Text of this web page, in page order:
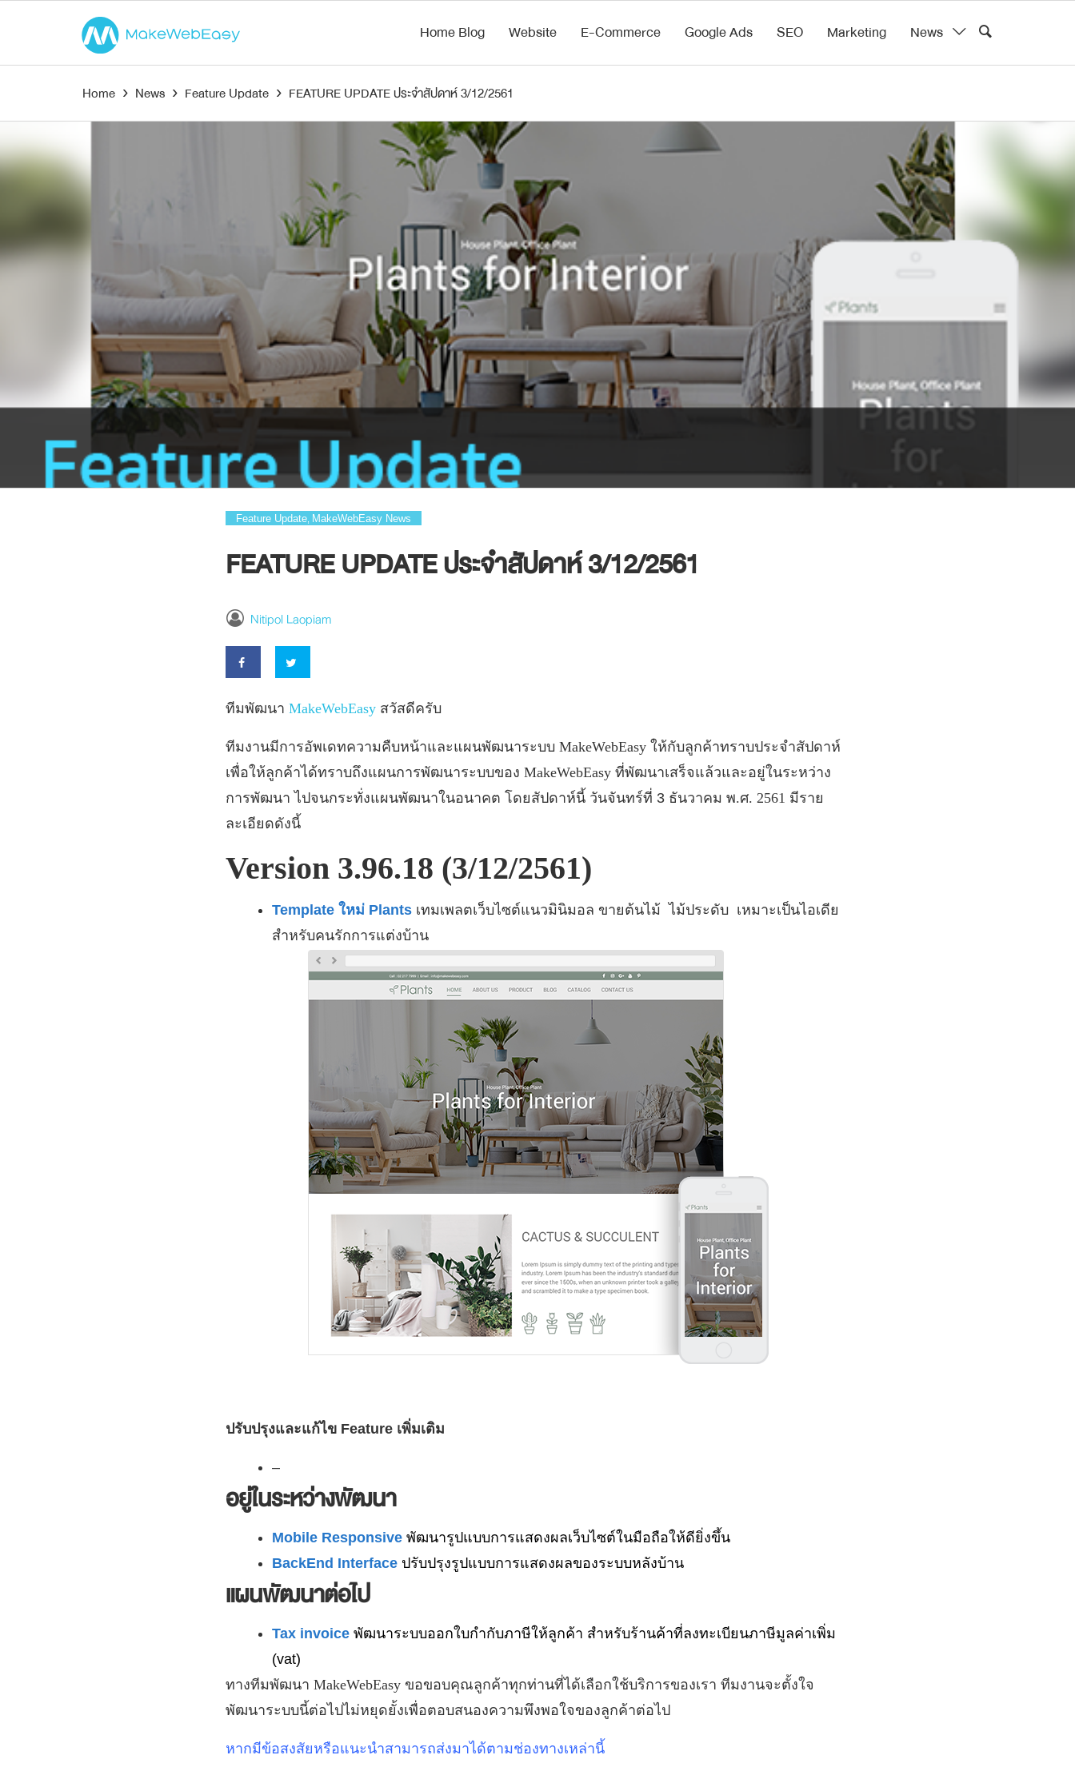
Home Blog Website E-Commerce Google Ads SEO Marketing News
Home › News › Feature Update › FEATURE UPDATE ประจำสัปดาห์ 3/12/2561
Feature Update MakeWebEasy News
FEATURE UPDATE ประจำสัปดาห์ 3/12/2561
Nitipol Laopiam
ทีมพัฒนา MakeWebEasy สวัสดีครับ
ทีมงานมีการอัพเดทความคืบหน้าและแผนพัฒนาระบบ MakeWebEasy ให้กับลูกค้าทราบประจำสัปดาห์
เพื่อให้ลูกค้าได้ทราบถึงแผนการพัฒนาระบบของ MakeWebEasy ที่พัฒนาเสร็จแล้วและอยู่ในระหว่าง
การพัฒนา ไปจนกระทั่งแผนพัฒนาในอนาคต โดยสัปดาห์นี้ วันจันทร์ที่ 3 ธันวาคม พ.ศ. 2561 มีราย
ละเอียดดังนี้
Version 3.96.18 (3/12/2561)
Template ใหม่ Plants เทมเพลตเว็บไซต์แนวมินิมอล ขายต้นไม้ ไม้ประดับ เหมาะเป็นไอเดีย
สำหรับคนรักการแต่งบ้าน
ปรับปรุงและแก้ไข Feature เพิ่มเติม
–
อยู่ในระหว่างพัฒนา
Mobile Responsive พัฒนารูปแบบการแสดงผลเว็บไซต์ในมือถือให้ดียิ่งขึ้น
BackEnd Interface ปรับปรุงรูปแบบการแสดงผลของระบบหลังบ้าน
แผนพัฒนาต่อไป
Tax invoice พัฒนาระบบออกใบกำกับภาษีให้ลูกค้า สำหรับร้านค้าที่ลงทะเบียนภาษีมูลค่าเพิ่ม
(vat)
ทางทีมพัฒนา MakeWebEasy ขอขอบคุณลูกค้าทุกท่านที่ได้เลือกใช้บริการของเรา ทีมงานจะตั้งใจ
พัฒนาระบบนี้ต่อไปไม่หยุดยั้งเพื่อตอบสนองความพึงพอใจของลูกค้าต่อไป
หากมีข้อสงสัยหรือแนะนำสามารถส่งมาได้ตามช่องทางเหล่านี้